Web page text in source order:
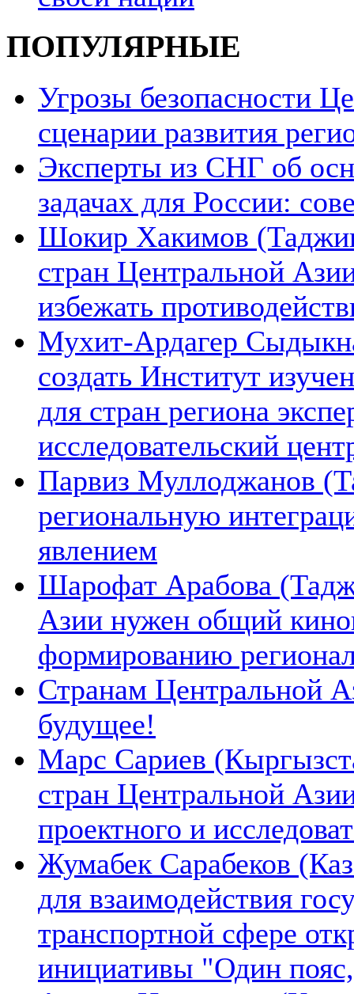
ПОПУЛЯРНЫЕ
Угрозы безопасности
сценарии развития
Эксперты из СНГ об
задачах для России:
Шокир Хакимов
стран Центральной
избежать
Мухит-Ардагер
создать Институт
для стран региона
исследовательский
Парвиз Муллоджанов
региональную
явлением
Шарофат Арабова
Азии нужен общий
формированию
Странам Центральной
будущее!
Марс Сариев
стран Центральной
проектного и
Жумабек Сарабеков
для взаимодействия
транспортной сфере
инициативы "Один